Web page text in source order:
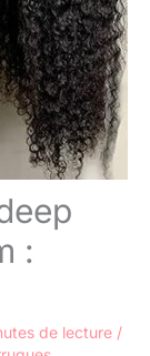
:
de lecture /